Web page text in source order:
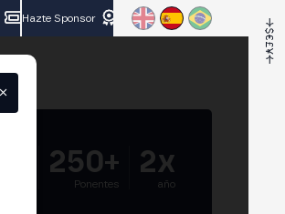
Hazte Sponsor
250+
Ponentes
2x
año